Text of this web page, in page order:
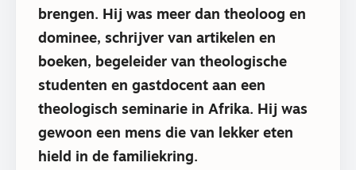
brengen. Hij was meer dan theoloog en
dominee, schrijver van artikelen en
boeken, begeleider van theologische
studenten en gastdocent aan een
theologisch seminarie in Afrika. Hij was
gewoon een mens die van lekker eten
hield in de familiekring.